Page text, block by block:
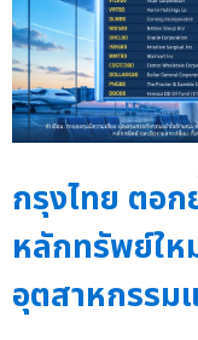
กรุงไทย ตอก
หลักทรัพย์ให
อุตสาหกรรม